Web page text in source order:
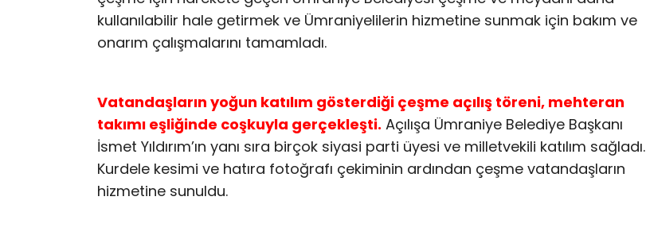
kullanılabilir hale getirmek ve Ümraniyelilerin hizmetine sunmak için bakım ve
onarım çalışmalarını tamamladı.
Vatandaşların yoğun katılım gösterdiği çeşme açılış töreni, mehteran
takımı eşliğinde coşkuyla gerçekleşti. Açılışa Ümraniye Belediye Başkanı
İsmet Yıldırım’ın yanı sıra birçok siyasi parti üyesi ve milletvekili katılım sağladı.
Kurdele kesimi ve hatıra fotoğrafı çekiminin ardından çeşme vatandaşların
hizmetine sunuldu.